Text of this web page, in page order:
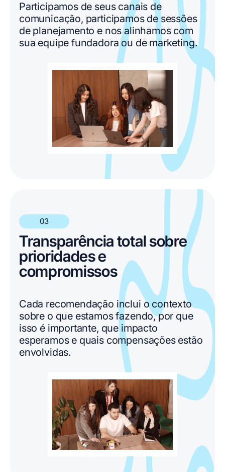
Participamos de seus canais de
comunicação, participamos de sessões
de planejamento e nos alinhamos com
sua equipe fundadora ou de marketing.
03
Transparência total sobre
prioridades e
compromissos
Cada recomendação inclui o contexto
sobre o que estamos fazendo, por que
isso é importante, que impacto
esperamos e quais compensações estão
envolvidas.